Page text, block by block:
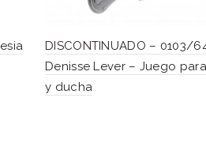
DISCONTINUADO – 0103/
Denisse Lever – Juego
y ducha